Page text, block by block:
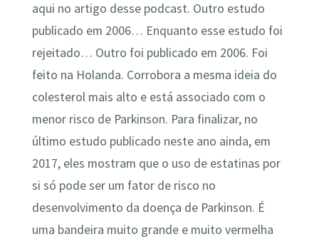
aqui no artigo desse podcast. Outro estudo
publicado em 2006… Enquanto esse estudo foi
rejeitado… Outro foi publicado em 2006. Foi
feito na Holanda. Corrobora a mesma ideia do
colesterol mais alto e está associado com o
menor risco de Parkinson. Para finalizar, no
último estudo publicado neste ano ainda, em
2017, eles mostram que o uso de estatinas por
si só pode ser um fator de risco no
desenvolvimento da doença de Parkinson. É
uma bandeira muito grande e muito vermelha